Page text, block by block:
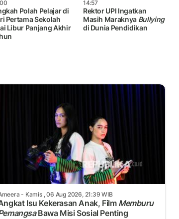
Polah Pelajar di
Pertama Sekolah
Libur Panjang Akhir
14:57
Rektor UPI Ingatkan
Masih Maraknya Bullying
di Dunia Pendidikan
- Kamis , 06 Aug 2026, 21:39 WIB
Isu Kekerasan Anak, Film Memburu
Bawa Misi Sosial Penting